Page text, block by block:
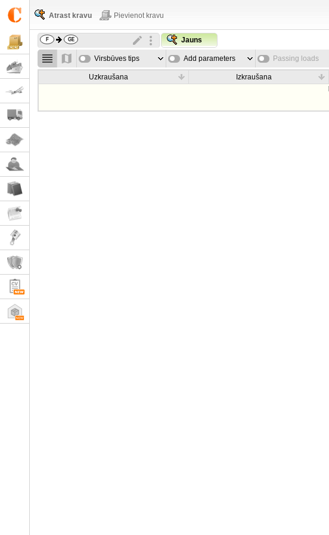
Atrast kravu Pievienot kravu
Jauns
Virsbūves tips Add parameters Passing loads
Uzkraušana Izkraušana